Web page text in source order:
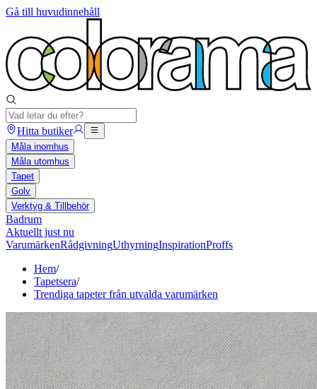
Gå till huvudinnehåll
Hitta butiker
Måla inomhus
Måla utomhus
Tapet
Golv
Verktyg & Tillbehör
Badrum
Aktuellt just nu
VarumärkenRådgivningUthyrningInspirationProffs
Hem/
Tapetsera/
Trendiga tapeter från utvalda varumärken